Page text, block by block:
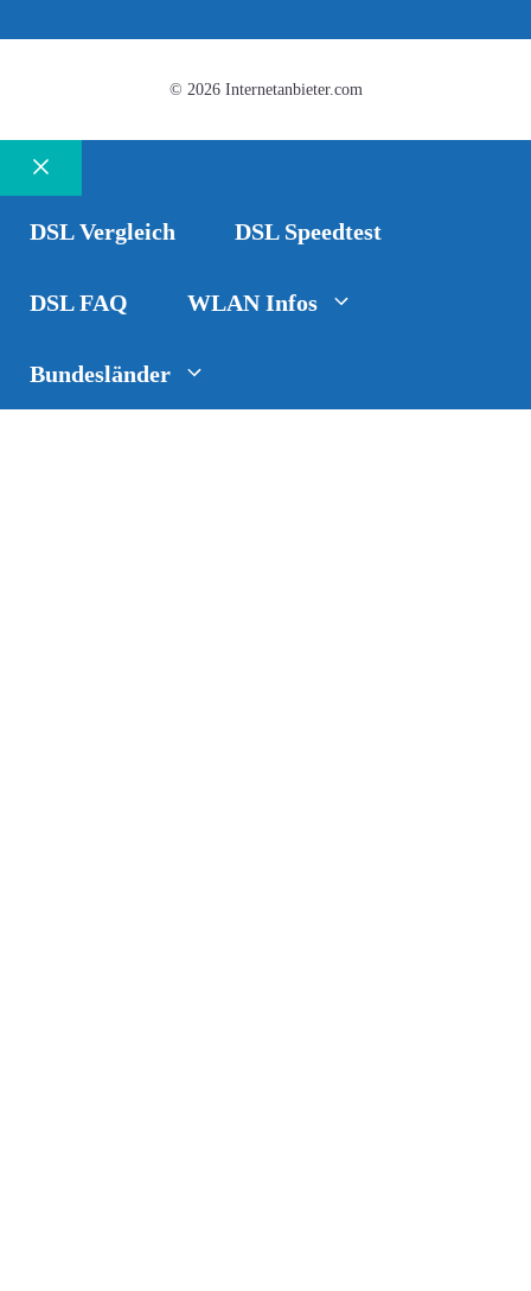
© 2026 Internetanbieter.com
Schließen
DSL Vergleich DSL Speedtest
DSL FAQ WLAN Infos
Bundesländer